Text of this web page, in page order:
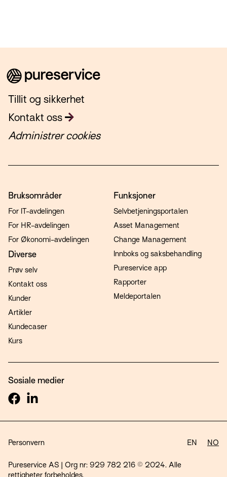
Tillit og sikkerhet
Kontakt oss
Administrer cookies
Bruksområder
For IT-avdelingen
For HR-avdelingen
For Økonomi-avdelingen
Funksjoner
Selvbetjeningsportalen
Asset Management
Change Management
Innboks og saksbehandling
Pureservice app
Rapporter
Meldeportalen
Diverse
Prøv selv
Kontakt oss
Kunder
Artikler
Kundecaser
Kurs
Sosiale medier
Pureservice AS | Org nr: 929 782 216 © 2024. Alle
rettigheter forbeholdes.
Personvern EN NO